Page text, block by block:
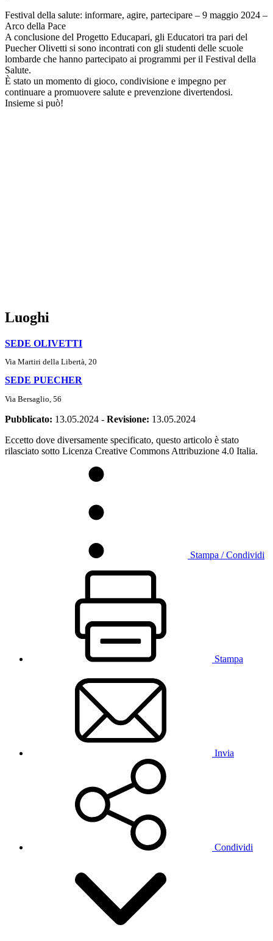
Festival della salute: informare, agire, partecipare – 9 maggio 2024 –
Arco della Pace
A conclusione del Progetto Educapari, gli Educatori tra pari del
Puecher Olivetti si sono incontrati con gli studenti delle scuole
lombarde che hanno partecipato ai programmi per il Festival della
Salute.
È stato un momento di gioco, condivisione e impegno per
continuare a promuovere salute e prevenzione divertendosi.
Insieme si può!
Luoghi
SEDE OLIVETTI
Via Martiri della Libertà, 20
SEDE PUECHER
Via Bersaglio, 56
Pubblicato: 13.05.2024 - Revisione: 13.05.2024
Eccetto dove diversamente specificato, questo articolo è stato
rilasciato sotto Licenza Creative Commons Attribuzione 4.0 Italia.
Stampa / Condividi
Stampa
Invia
Condividi